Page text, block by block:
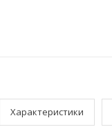
Характеристики